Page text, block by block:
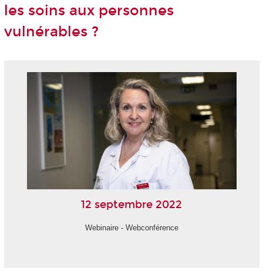
les soins aux personnes
vulnérables ?
12 septembre 2022
Webinaire - Webconférence